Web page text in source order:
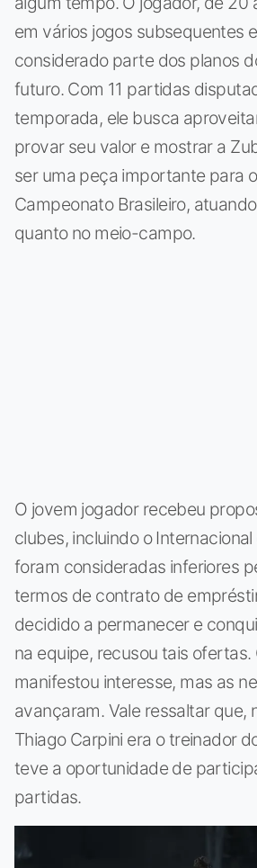
em vários jogos subsequentes
considerado parte dos planos
futuro. Com 11 partidas
temporada, ele busca
provar seu valor e mostrar a
ser uma peça importante para
Campeonato Brasileiro,
quanto no meio-campo.
O jovem jogador recebeu
clubes, incluindo o
foram consideradas inferiores
termos de contrato de
decidido a permanecer e
na equipe, recusou tais
manifestou interesse, mas as
avançaram. Vale ressaltar que,
Thiago Carpini era o treinador
teve a oportunidade de
partidas.